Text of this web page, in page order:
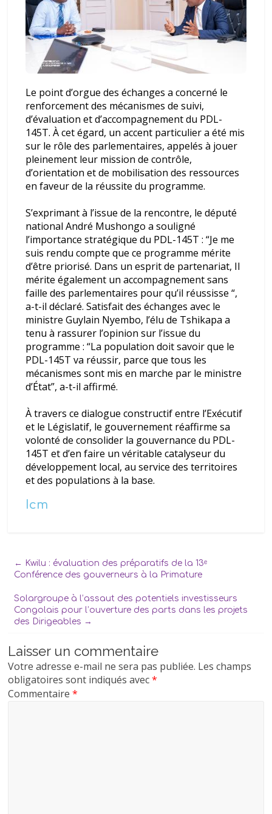
Le point d’orgue des échanges a concerné le
renforcement des mécanismes de suivi,
d’évaluation et d’accompagnement du PDL-
145T. À cet égard, un accent particulier a été mis
sur le rôle des parlementaires, appelés à jouer
pleinement leur mission de contrôle,
d’orientation et de mobilisation des ressources
en faveur de la réussite du programme.
S’exprimant à l’issue de la rencontre, le député
national André Mushongo a souligné
l’importance stratégique du PDL-145T : “Je me
suis rendu compte que ce programme mérite
d’être priorisé. Dans un esprit de partenariat, Il
mérite également un accompagnement sans
faille des parlementaires pour qu’il réussisse “,
a-t-il déclaré. Satisfait des échanges avec le
ministre Guylain Nyembo, l’élu de Tshikapa a
tenu à rassurer l’opinion sur l’issue du
programme : “La population doit savoir que le
PDL-145T va réussir, parce que tous les
mécanismes sont mis en marche par le ministre
d’État”, a-t-il affirmé.
À travers ce dialogue constructif entre l’Exécutif
et le Législatif, le gouvernement réaffirme sa
volonté de consolider la gouvernance du PDL-
145T et d’en faire un véritable catalyseur du
développement local, au service des territoires
et des populations à la base.
Icm
← Kwilu : évaluation des préparatifs de la 13ᵉ
Conférence des gouverneurs à la Primature
Solargroupe à l’assaut des potentiels investisseurs
Congolais pour l’ouverture des parts dans les projets
des Dirigeables →
Laisser un commentaire
Votre adresse e-mail ne sera pas publiée. Les champs
obligatoires sont indiqués avec*
Commentaire*